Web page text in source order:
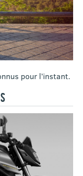
pour l’instant.